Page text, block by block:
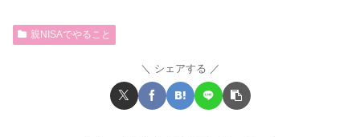
親NISAでやること
シェアする